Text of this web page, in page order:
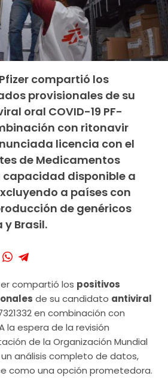
compartió los
provisionales de su
oral COVID-19 PF-
con ritonavir
licencia con el
de Medicamentos
disponible a
a países con
de genéricos
Brasil.
compartió los positivos
de su candidato antiviral
en combinación con
la espera de la revisión
de la Organización Mundial
un análisis completo de datos,
como una opción prometedora.